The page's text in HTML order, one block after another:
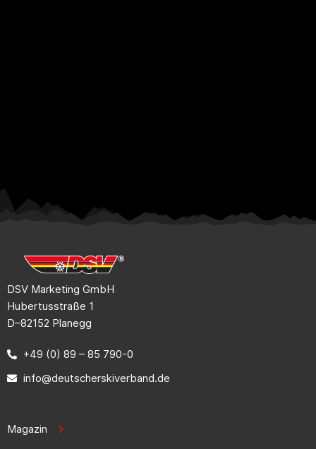
DSV Marketing GmbH
Hubertusstraße 1
D–82152 Planegg
+49 (0) 89 – 85 790-0
info@deutscherskiverband.de
Magazin